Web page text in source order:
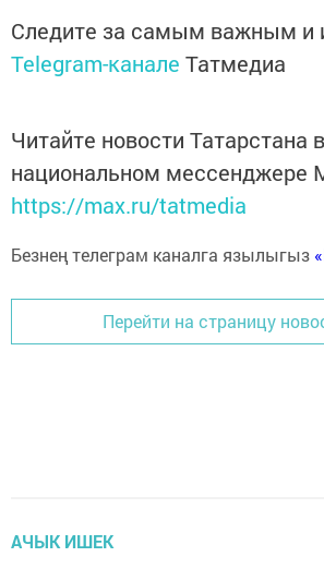
Следите за самым важным и
Telegram-канале Татмедиа
Читайте новости Татарстана в
национальном мессенджере
https://max.ru/tatmedia
Безнең телеграм каналга язылыгыз
Перейти на страницу
АЧЫК ИШЕК